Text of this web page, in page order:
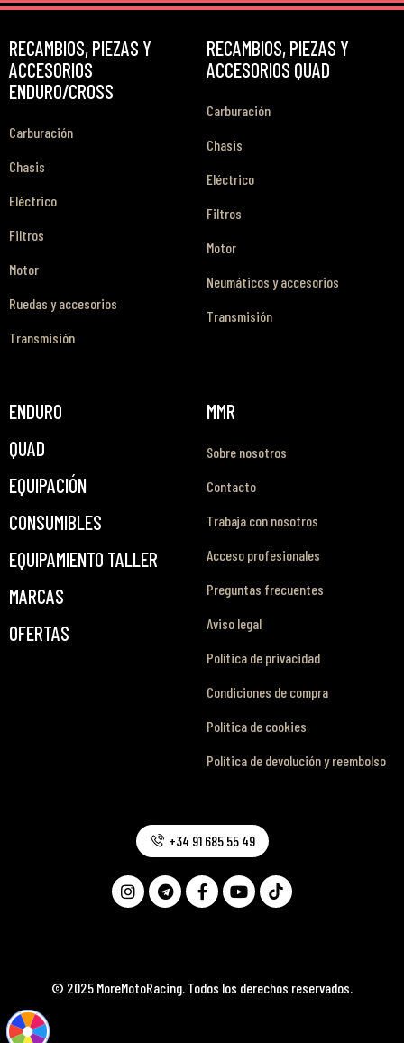
RECAMBIOS, PIEZAS Y
ACCESORIOS
ENDURO/CROSS
Carburación
Chasis
Eléctrico
Filtros
Motor
Ruedas y accesorios
Transmisión
RECAMBIOS, PIEZAS Y
ACCESORIOS QUAD
Carburación
Chasis
Eléctrico
Filtros
Motor
Neumáticos y accesorios
Transmisión
ENDURO
QUAD
EQUIPACIÓN
CONSUMIBLES
EQUIPAMIENTO TALLER
MARCAS
OFERTAS
MMR
Sobre nosotros
Contacto
Trabaja con nosotros
Acceso profesionales
Preguntas frecuentes
Aviso legal
Política de privacidad
Condiciones de compra
Política de cookies
Política de devolución y reembolso
© 2025 MoreMotoRacing. Todos los derechos reservados.
+34 91 685 55 49